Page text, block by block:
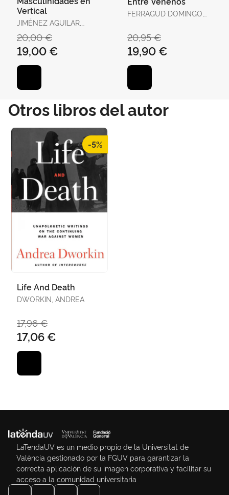
Vertical
JIMÉNEZ AGUILAR,
20,00 €
19,00 €
FERRAGUD DOMINGO,
20,95 €
19,90 €
Otros libros del autor
-5%
Life And Death
DWORKIN, ANDREA
17,96 €
17,06 €
LaTendaUV es un medio propio de la Universitat de
València gestionado por la FGUV para garantizar la
correcta aplicación de su imagen corporativa y facilitar su
acceso a la comunidad universitaria